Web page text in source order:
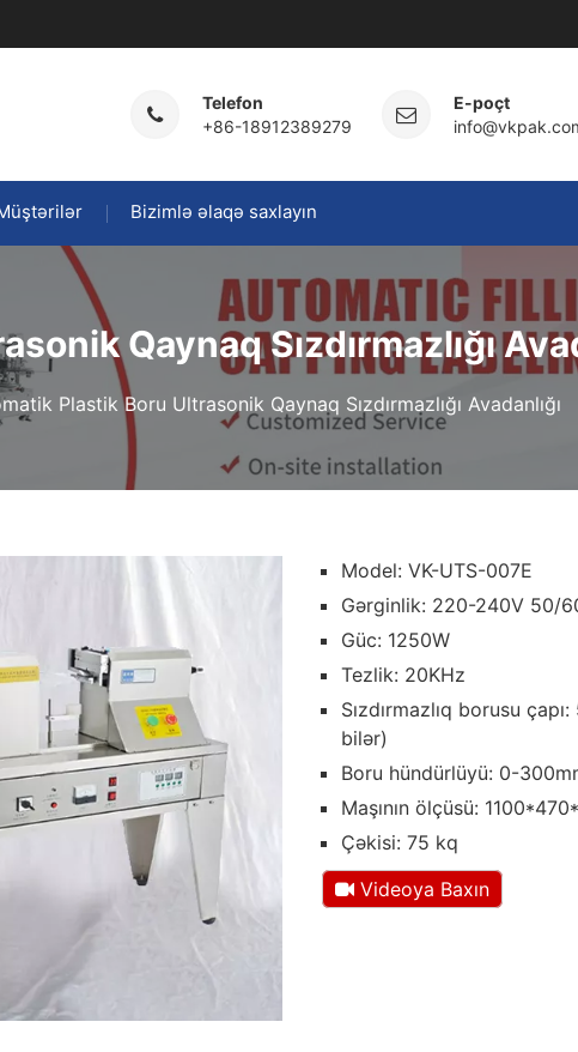
Telefon
+86-18912389279
E-poçt
Bizimlə əlaqə saxlayın
Qaynaq Sızdırmazlığı
Plastik Boru Ultrasonik Qaynaq Sızdırmazlığı Avadanlığı
Model: VK-UTS-007E
Gərginlik: 220-240V 50/
Güc: 1250W
Tezlik: 20KHz
Sızdırmazlıq borusu
bilər)
Boru hündürlüyü: 0-
Maşının ölçüsü:
Çəkisi: 75 kq
Videoya Baxın